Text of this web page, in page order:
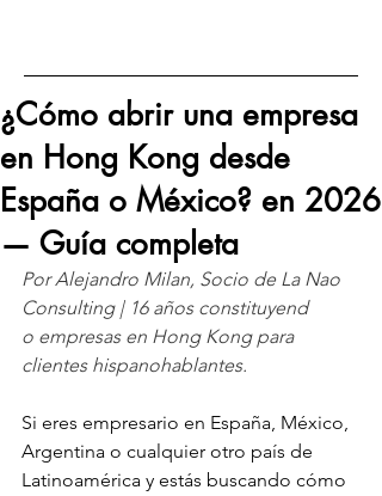
¿Cómo abrir una empresa
en Hong Kong desde
España o México? en 2026
— Guía completa
Por Alejandro Milan, Socio de La Nao
Consulting | 16 años constituyend
o empresas en Hong Kong para
clientes hispanohablantes.
Si eres empresario en España, México,
Argentina o cualquier otro país de
Latinoamérica y estás buscando cómo